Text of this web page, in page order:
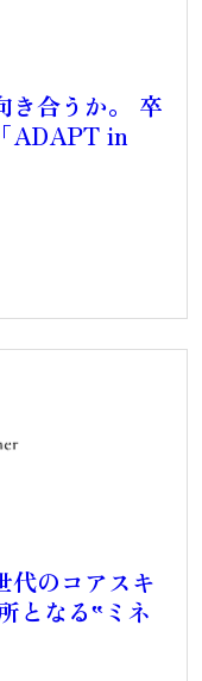
き合うか。 卒
ADAPT in
代のコアスキ
となる‟ミネ